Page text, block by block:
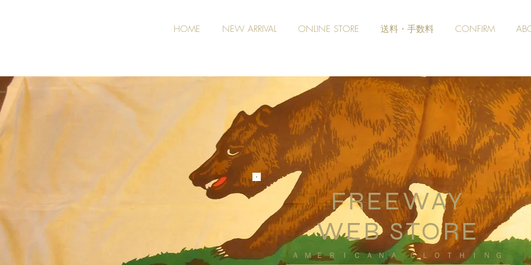
HOME NEW ARRIVAL ONLINE STORE 送料・手数料 CONFIRM
FREEWAY
WEB STORE
​ＡＭＥＲＩＣＡＮＡ ＣＬＯＴＨＩＮＧ